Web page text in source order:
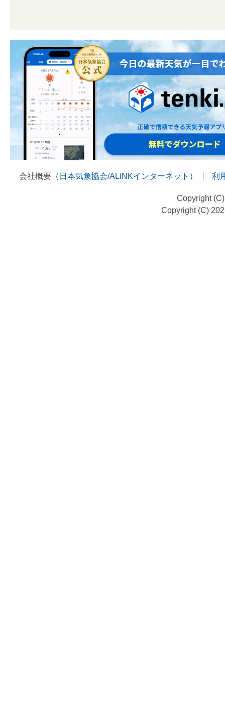
会社概要（ 日本気象協会/ALiNKインターネット ） 利
Copyright
Copyright (C)